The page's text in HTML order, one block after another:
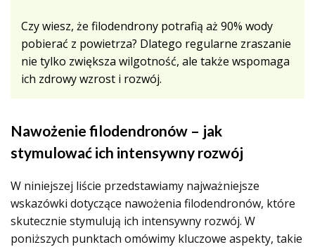
Czy wiesz, że filodendrony potrafią aż 90% wody
pobierać z powietrza? Dlatego regularne zraszanie
nie tylko zwiększa wilgotność, ale także wspomaga
ich zdrowy wzrost i rozwój.
Nawożenie filodendronów – jak
stymulować ich intensywny rozwój
W niniejszej liście przedstawiamy najważniejsze
wskazówki dotyczące nawożenia filodendronów, które
skutecznie stymulują ich intensywny rozwój. W
poniższych punktach omówimy kluczowe aspekty, takie